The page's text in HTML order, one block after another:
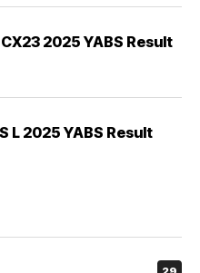
2025 YABS Result
L 2025 YABS Result